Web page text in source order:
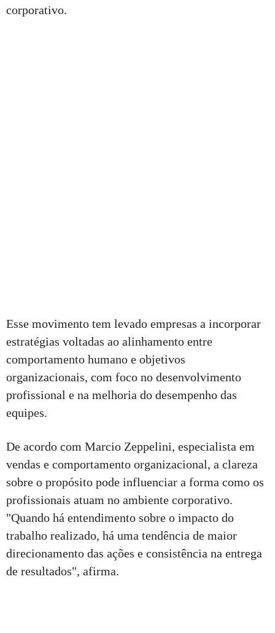
corporativo.
Esse movimento tem levado empresas a incorporar
estratégias voltadas ao alinhamento entre
comportamento humano e objetivos
organizacionais, com foco no desenvolvimento
profissional e na melhoria do desempenho das
equipes.
De acordo com Marcio Zeppelini, especialista em
vendas e comportamento organizacional, a clareza
sobre o propósito pode influenciar a forma como os
profissionais atuam no ambiente corporativo.
"Quando há entendimento sobre o impacto do
trabalho realizado, há uma tendência de maior
direcionamento das ações e consistência na entrega
de resultados", afirma.